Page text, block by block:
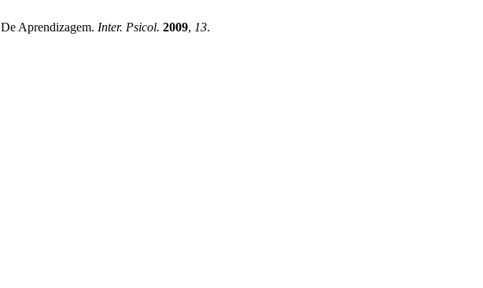
Aprendizagem. Inter. Psicol. 2009, 13.